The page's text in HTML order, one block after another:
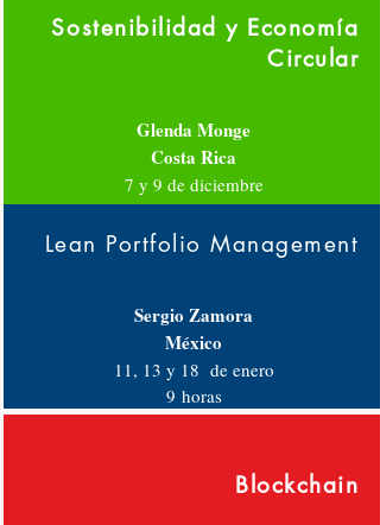
Sostenibilidad y Economía
Circular
Glenda Monge
Costa Rica
7 y 9 de diciembre
6 horas
Lean Portfolio Management
Sergio Zamora
México
11, 13 y 18 de enero
9 horas
Blockchain